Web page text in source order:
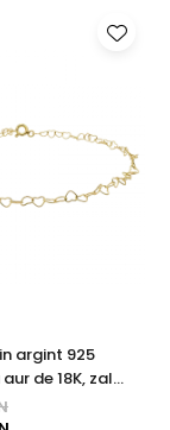
argint 925
de 18K, zale
inimioare, 19